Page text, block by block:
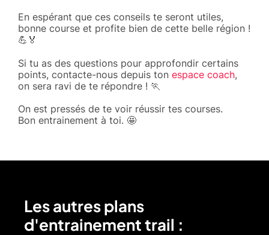
En espérant que ces conseils te seront utiles,
bonne course et profite bien de cette belle région !
💪🏅
Si tu as des questions pour approfondir certains
points, contacte-nous depuis ton espace coach,
on sera ravi de te répondre ! 🏃
On est pressés de te voir réussir tes courses.
Bon entrainement à toi. 🤩
Les autres plans
d'entrainement trail :